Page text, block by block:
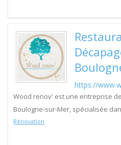
https://
Wood renov' est une entreprise
Boulogne-sur-Mer, spécialisée
Rénovation